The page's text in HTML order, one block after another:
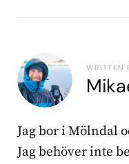
WRITTEN
Jag bor i Mölndal
Jag behöver inte